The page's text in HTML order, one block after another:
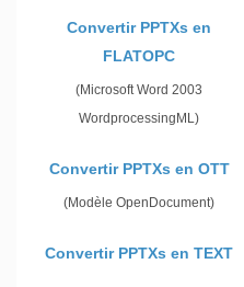
Convertir PPTXs en
FLATOPC
(Microsoft Word 2003
WordprocessingML)
Convertir PPTXs en OTT
(Modèle OpenDocument)
Convertir PPTXs en TEXT